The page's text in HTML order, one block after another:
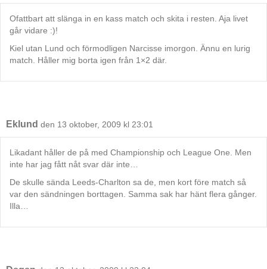
Ofattbart att slänga in en kass match och skita i resten. Aja livet
går vidare :)!
Kiel utan Lund och förmodligen Narcisse imorgon. Ännu en lurig
match. Håller mig borta igen från 1×2 där.
Eklund den 13 oktober, 2009 kl 23:01
Likadant håller de på med Championship och League One. Men
inte har jag fått nåt svar där inte…
De skulle sända Leeds-Charlton sa de, men kort före match så
var den sändningen borttagen. Samma sak har hänt flera gånger.
Illa…